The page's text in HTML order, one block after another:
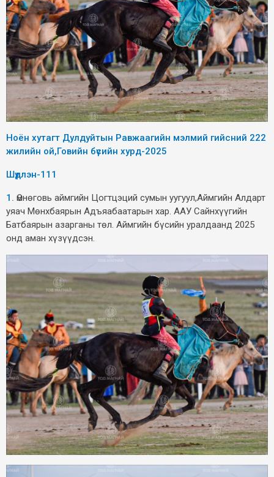
Ноён хутагт Дулдуйтын Равжаагийн мэлмий гийсний 222
жилийн ой,Говийн бүсийн хурд-2025
Шүдлэн-111
1. Өмнөговь аймгийн Цогтцэций сумын уугуул,Аймгийн Алдарт
уяач Мөнхбаярын Адъяабаатарын хар. ААУ Сайнхүүгийн
Батбаярын азарганы төл. Аймгийн бүсийн уралдаанд 2025
онд аман хүзүүдсэн.